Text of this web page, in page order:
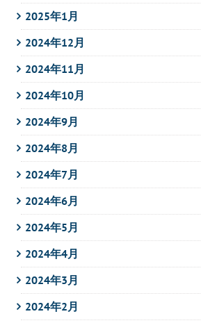
2025年1月
2024年12月
2024年11月
2024年10月
2024年9月
2024年8月
2024年7月
2024年6月
2024年5月
2024年4月
2024年3月
2024年2月